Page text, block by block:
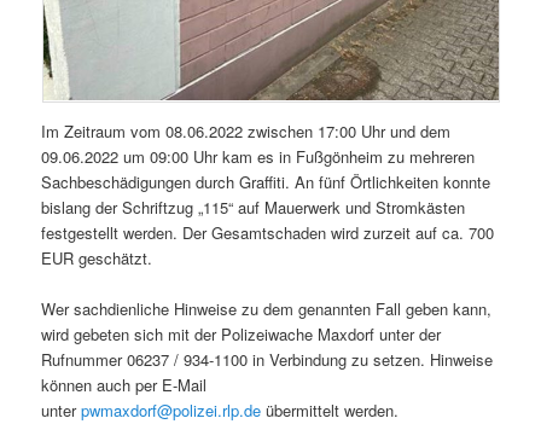
Im Zeitraum vom 08.06.2022 zwischen 17:00 Uhr und dem
09.06.2022 um 09:00 Uhr kam es in Fußgönheim zu mehreren
Sachbeschädigungen durch Graffiti. An fünf Örtlichkeiten konnte
bislang der Schriftzug „115“ auf Mauerwerk und Stromkästen
festgestellt werden. Der Gesamtschaden wird zurzeit auf ca. 700
EUR geschätzt.
Wer sachdienliche Hinweise zu dem genannten Fall geben kann,
wird gebeten sich mit der Polizeiwache Maxdorf unter der
Rufnummer 06237 / 934-1100 in Verbindung zu setzen. Hinweise
können auch per E-Mail
unterpwmaxdorf@polizei.rlp.de übermittelt werden.